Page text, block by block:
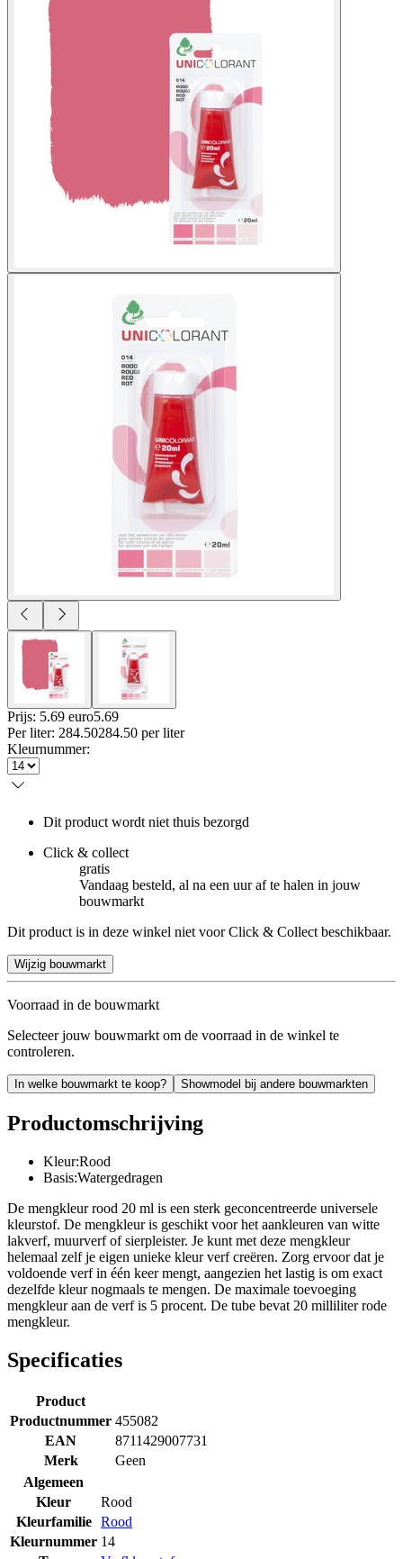
Prijs: 5.69 euro5.69
Per liter: 284.50284.50 per liter
Kleurnummer:
Dit product wordt niet thuis bezorgd
Click & collect
gratis
Vandaag besteld, al na een uur af te halen in jouw
bouwmarkt
Dit product is in deze winkel niet voor Click & Collect beschikbaar.
Wijzig bouwmarkt
Voorraad in de bouwmarkt
Selecteer jouw bouwmarkt om de voorraad in de winkel te
controleren.
In welke bouwmarkt te koop? Showmodel bij andere bouwmarkten
Productomschrijving
Kleur:Rood
Basis:Watergedragen
De mengkleur rood 20 ml is een sterk geconcentreerde universele
kleurstof. De mengkleur is geschikt voor het aankleuren van witte
lakverf, muurverf of sierpleister. Je kunt met deze mengkleur
helemaal zelf je eigen unieke kleur verf creëren. Zorg ervoor dat je
voldoende verf in één keer mengt, aangezien het lastig is om exact
dezelfde kleur nogmaals te mengen. De maximale toevoeging
mengkleur aan de verf is 5 procent. De tube bevat 20 milliliter rode
mengkleur.
Specificaties
Product
Productnummer 455082
EAN
8711429007731
Merk
Geen
Algemeen
Kleur
Rood
Kleurfamilie
Rood
Kleurnummer 14